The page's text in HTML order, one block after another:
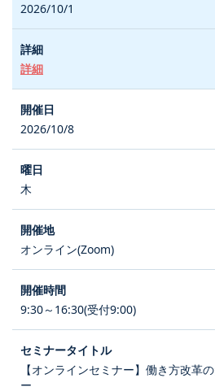
2026/10/1
詳細
2026/10/8
木
オンライン(Zoom)
9:30～16:30(受付9:00)
【オンラインセミナー】働き方改革